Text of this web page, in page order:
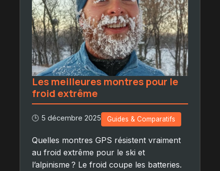
Les meilleures montres pour le
froid extrême
🕒 5 décembre 2025 Guides & Comparatifs
Quelles montres GPS résistent vraiment
au froid extrême pour le ski et
l’alpinisme ? Le froid coupe les batteries.